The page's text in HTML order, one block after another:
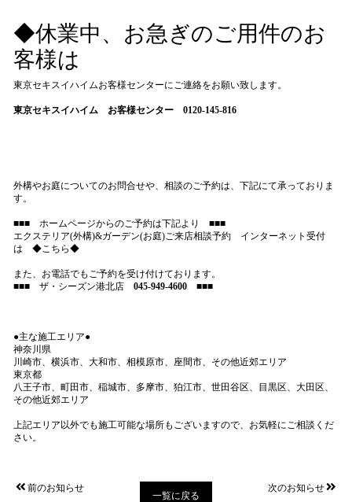
◆休業中、お急ぎのご用件のお
客様は
東京セキスイハイムお客様センターにご連絡をお願い致します。
東京セキスイハイム お客様センター 0120-145-816
外構やお庭についてのお問合せや、相談のご予約は、下記にて承っておりま
す。
■■■ ホームページからのご予約は下記より ■■■
エクステリア(外構)&ガーデン(お庭)ご来店相談予約 インターネット受付
は ◆こちら◆
また、お電話でもご予約を受け付けております。
■■■ ザ・シーズン港北店 045-949-4600 ■■■
●主な施工エリア●
神奈川県
川崎市、横浜市、大和市、相模原市、座間市、その他近郊エリア
東京都
八王子市、町田市、稲城市、多摩市、狛江市、世田谷区、目黒区、大田区、
その他近郊エリア
上記エリア以外でも施工可能な場所もございますので、お気軽にご相談くだ
さい。
前のお知らせ
一覧に戻る
次のお知らせ